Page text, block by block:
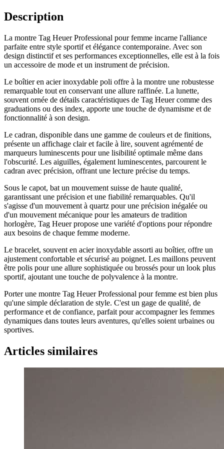
Description
La montre Tag Heuer Professional pour femme incarne l'alliance
parfaite entre style sportif et élégance contemporaine. Avec son
design distinctif et ses performances exceptionnelles, elle est à la fois
un accessoire de mode et un instrument de précision.
Le boîtier en acier inoxydable poli offre à la montre une robustesse
remarquable tout en conservant une allure raffinée. La lunette,
souvent ornée de détails caractéristiques de Tag Heuer comme des
graduations ou des index, apporte une touche de dynamisme et de
fonctionnalité à son design.
Le cadran, disponible dans une gamme de couleurs et de finitions,
présente un affichage clair et facile à lire, souvent agrémenté de
marqueurs luminescents pour une lisibilité optimale même dans
l'obscurité. Les aiguilles, également luminescentes, parcourent le
cadran avec précision, offrant une lecture précise du temps.
Sous le capot, bat un mouvement suisse de haute qualité,
garantissant une précision et une fiabilité remarquables. Qu'il
s'agisse d'un mouvement à quartz pour une précision inégalée ou
d'un mouvement mécanique pour les amateurs de tradition
horlogère, Tag Heuer propose une variété d'options pour répondre
aux besoins de chaque femme moderne.
Le bracelet, souvent en acier inoxydable assorti au boîtier, offre un
ajustement confortable et sécurisé au poignet. Les maillons peuvent
être polis pour une allure sophistiquée ou brossés pour un look plus
sportif, ajoutant une touche de polyvalence à la montre.
Porter une montre Tag Heuer Professional pour femme est bien plus
qu'une simple déclaration de style. C'est un gage de qualité, de
performance et de confiance, parfait pour accompagner les femmes
dynamiques dans toutes leurs aventures, qu'elles soient urbaines ou
sportives.
Articles similaires